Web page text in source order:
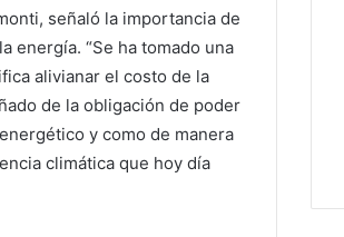
señaló la importancia de
energía. “Se ha tomado una
alivianar el costo de la
de la obligación de poder
y como de manera
climática que hoy día